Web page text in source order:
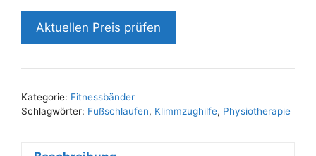
Aktuellen Preis prüfen
Kategorie: Fitnessbänder
Schlagwörter: Fußschlaufen, Klimmzughilfe, Physiotherapie